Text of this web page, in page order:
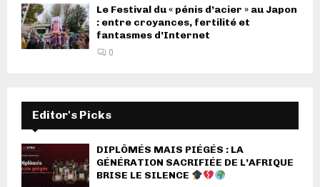
Le Festival du « pénis d’acier » au Japon
: entre croyances, fertilité et
fantasmes d’Internet
0
Editor's Picks
DIPLÔMÉS MAIS PIÉGÉS : LA
GÉNÉRATION SACRIFIÉE DE L’AFRIQUE
BRISE LE SILENCE